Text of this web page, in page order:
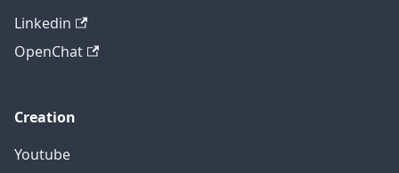
Linkedin
OpenChat
Creation
Youtube